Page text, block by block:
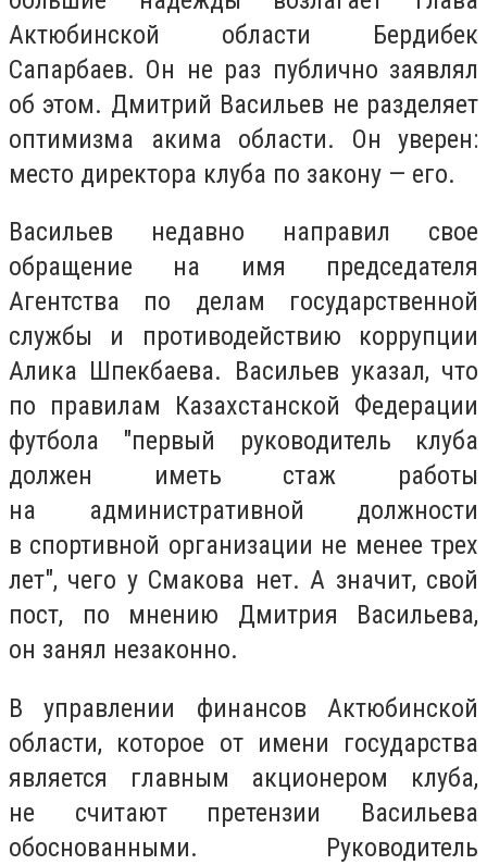
Актюбинской области Бердибек
Сапарбаев. Он не раз публично заявлял
об этом. Дмитрий Васильев не разделяет
оптимизма акима области. Он уверен:
место директора клуба по закону — его.
Васильев недавно направил свое
обращение на имя председателя
Агентства по делам государственной
службы и противодействию коррупции
Алика Шпекбаева. Васильев указал, что
по правилам Казахстанской Федерации
футбола "первый руководитель клуба
должен иметь стаж работы
на административной должности
в спортивной организации не менее трех
лет", чего у Смакова нет. А значит, свой
пост, по мнению Дмитрия Васильева,
он занял незаконно.
В управлении финансов Актюбинской
области, которое от имени государства
является главным акционером клуба,
не считают претензии Васильева
обоснованными. Руководитель